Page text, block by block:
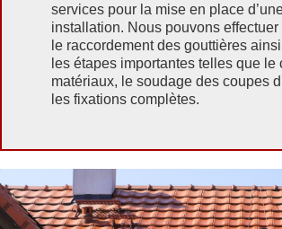
services pour la mise en place
installation. Nous pouvons effectuer
le raccordement des gouttières
les étapes importantes telles que le
matériaux, le soudage des coupes
les fixations complètes.